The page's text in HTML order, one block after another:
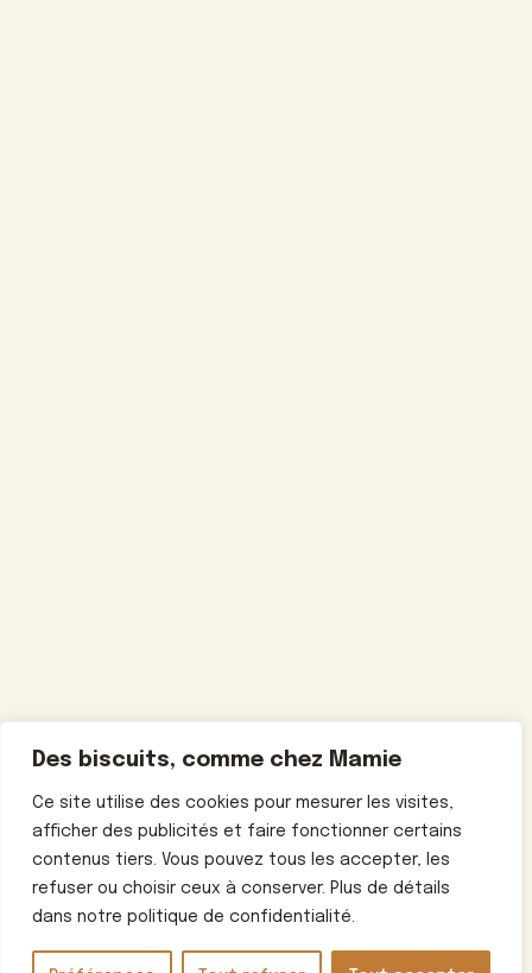
Des biscuits, comme chez Mamie
Ce site utilise des cookies pour mesurer les visites,
afficher des publicités et faire fonctionner certains
contenus tiers. Vous pouvez tous les accepter, les
refuser ou choisir ceux à conserver. Plus de détails
dans notre politique de confidentialité.